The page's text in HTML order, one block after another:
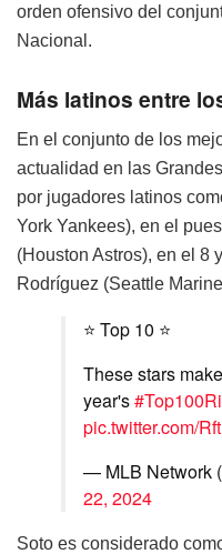
orden ofensivo del
Nacional.
Más latinos entre
En el conjunto de los
actualidad en las
por jugadores latinos
York Yankees), en el
(Houston Astros), en el 8
Rodríguez (Seattle
⭐️ Top 10 ⭐️
These stars
year's
pic.twitter.com/
— MLB Network
22, 2024
Soto es considerado